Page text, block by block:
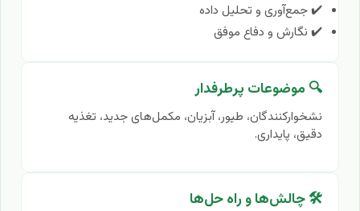
✔️ جمع‌آوری و تحلیل داده
✔️ نگارش و دفاع موفق
🔍 موضوعات پرطرفدار
نشخوارکنندگان، طیور، آبزیان، مکمل‌های جدید، تغذیه
دقیق، پایداری.
🛠️ چالش‌ها و راه حل‌ها